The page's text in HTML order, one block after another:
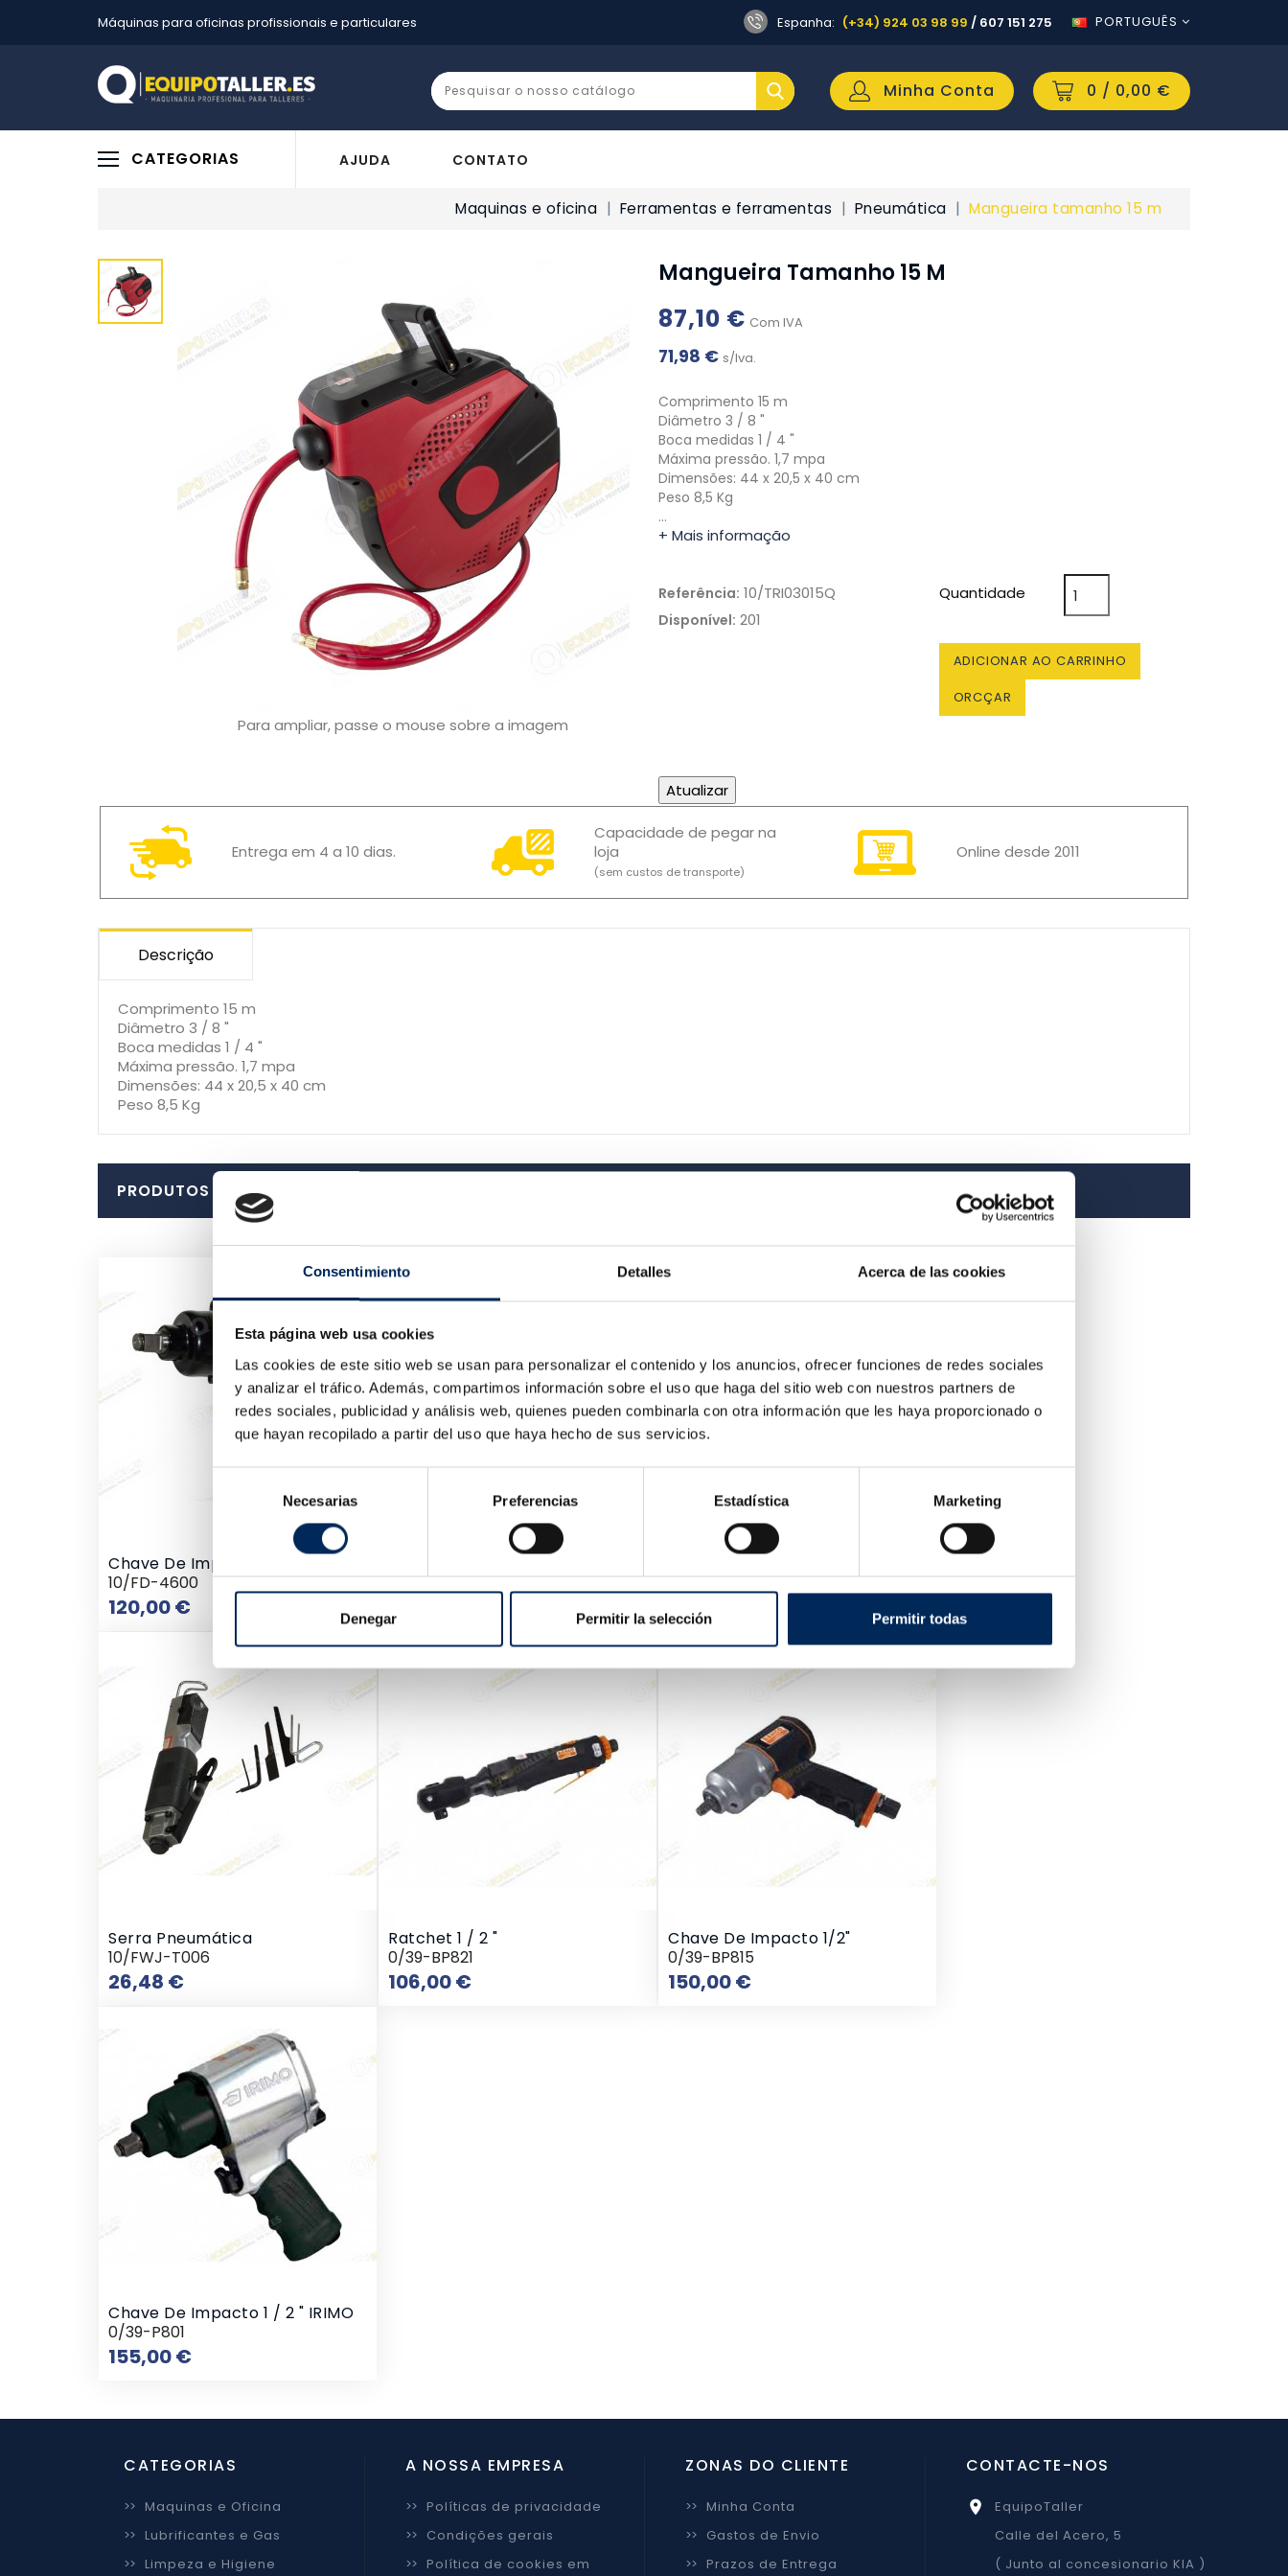
Consentimiento Detalles Acerca de las cookies
Esta página web usa cookies
Las cookies de este sitio web se usan para personalizar el contenido y los anuncios, ofrecer funciones de redes sociales
y analizar el tráfico. Además, compartimos información sobre el uso que haga del sitio web con nuestros partners de
redes sociales, publicidad y análisis web, quienes pueden combinarla con otra información que les haya proporcionado o
que hayan recopilado a partir del uso que haya hecho de sus servicios.
consentimiento
Necesarias Preferencias Estadística Marketing
Denegar Permitir la selección Permitir todas
Máquinas para oficinas profissionais e particulares Espanha: (+34) 924 03 98 99 / 607 151 275 PORTUGUÊS
0 / 0,00 €
Minha Conta
CATEGORIAS AJUDA CONTATO
Maquinas e oficina Ferramentas e ferramentas Pneumática Mangueira tamanho 15 m
Para ampliar, passe o mouse sobre a imagem
Mangueira Tamanho 15 M
87,10 € Com IVA
71,98 € s/Iva.
Comprimento 15 m
Diâmetro 3 / 8 "
Boca medidas 1 / 4 "
Máxima pressão. 1,7 mpa
Dimensões: 44 x 20,5 x 40 cm
Peso 8,5 Kg
…
+ Mais informação
Referência: 10/TRI03015Q
Disponível: 201
Quantidade
ADICIONAR AO CARRINHO
ORCÇAR
Entrega em 4 a 10 dias.
Capacidade de pegar na
loja
(sem custos de transporte)
Online desde 2011
Descrição
Comprimento 15 m
Diâmetro 3 / 8 "
Boca medidas 1 / 4 "
Máxima pressão. 1,7 mpa
Dimensões: 44 x 20,5 x 40 cm
Peso 8,5 Kg
PRODUTOS SIMILARES
Chave De Impacto 3/4 "
10/FD-4600
120,00 €
10/FD-2601
10/FRW1001
20,60 €
Serra Pneumática
10/FWJ-T006
26,48 €
Ratchet 1 / 2 "
0/39-BP821
106,00 €
Chave De Impacto 1/2"
0/39-BP815
150,00 €
Chave De Impacto 1 / 2 " IRIMO
0/39-P801
155,00 €
CATEGORIAS
>> Maquinas e Oficina
>> Lubrificantes e Gas
>> Limpeza e Higiene
A NOSSA EMPRESA
>> Políticas de privacidade
>> Condições gerais
>> Política de cookies em
ZONAS DO CLIENTE
>> Minha Conta
>> Gastos de Envio
>> Prazos de Entrega
CONTACTE-NOS

EquipoTaller
Calle del Acero, 5
( Junto al concesionario KIA )